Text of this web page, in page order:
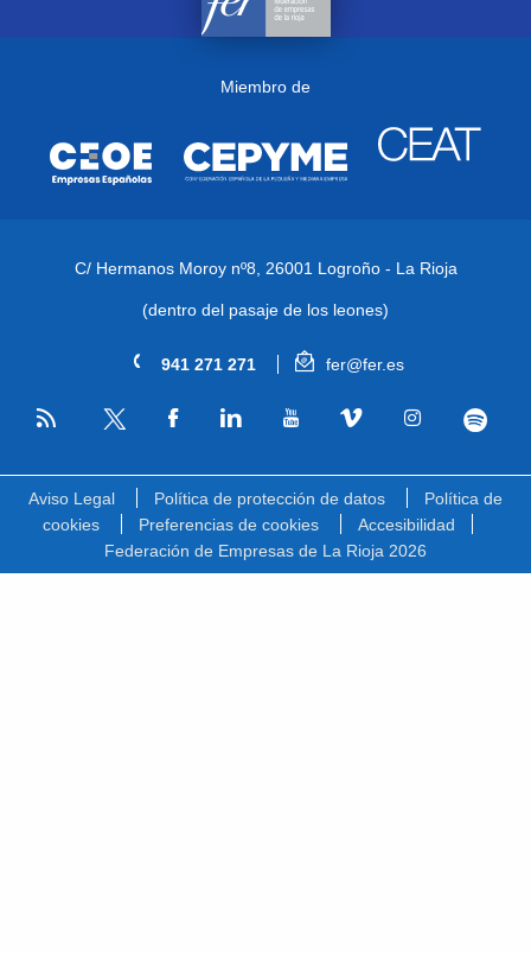
Miembro de
C/ Hermanos Moroy nº8, 26001 Logroño - La Rioja
(dentro del pasaje de los leones)
941 271 271 fer@fer.es
RSS
Aviso Legal Política de protección de datos
Política de
cookies
Preferencias de cookies
Accesibilidad
Federación de Empresas de La Rioja 2026